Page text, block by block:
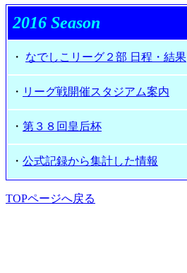
2016 Season
・ なでしこリーグ２部 日程・結果
・ リーグ戦開催スタジアム案内
・ 第３８回皇后杯
・ 公式記録から集計した情報
TOPページへ戻る